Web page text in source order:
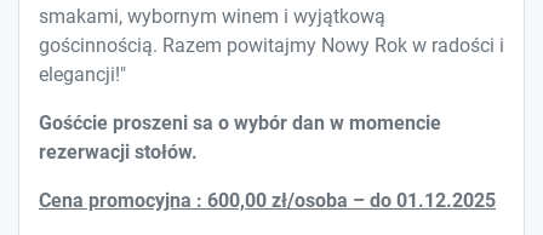
smakami, wybornym winem i wyjątkową
gościnnością. Razem powitajmy Nowy Rok w radości i
elegancji!"
Gośćcie proszeni sa o wybór dan w momencie
rezerwacji stołów.
Cena promocyjna : 600,00 zł/osoba – do 01.12.2025